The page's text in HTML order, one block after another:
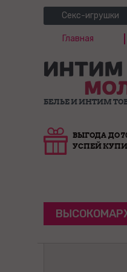
Секс-игрушки
Главная
БЕЛЬЕ И ИНТИМ
ВЫГОДА ДО
УСПЕЙ